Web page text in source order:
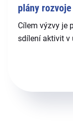
plány
Cílem výzvy je
sdílení aktivit v
zlepšení
spolupráce